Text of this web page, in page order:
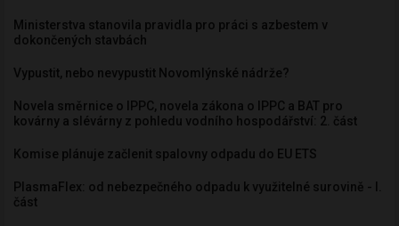
Ministerstva stanovila pravidla pro práci s azbestem v
dokončených stavbách
Vypustit, nebo nevypustit Novomlýnské nádrže?
Novela směrnice o IPPC, novela zákona o IPPC a BAT pro
kovárny a slévárny z pohledu vodního hospodářství: 2. část
Komise plánuje začlenit spalovny odpadu do EU ETS
PlasmaFlex: od nebezpečného odpadu k využitelné surovině - I.
část